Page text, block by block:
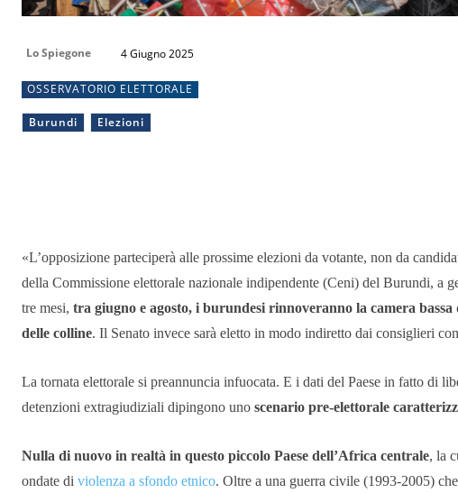
Lo Spiegone 4 Giugno 2025
OSSERVATORIO ELETTORALE
Burundi Elezioni
«L’opposizione parteciperà alle prossime elezioni da votante, non da
della Commissione elettorale nazionale indipendente (Ceni) del Burundi, a
tre mesi, tra giugno e agosto, i burundesi rinnoveranno la camera
delle colline. Il Senato invece sarà eletto in modo indiretto dai consiglieri
La tornata elettorale si preannuncia infuocata. E i dati del Paese in fatto di
detenzioni extragiudiziali dipingono uno scenario pre-elettorale
Nulla di nuovo in realtà in questo piccolo Paese dell’Africa centrale, la
ondate di violenza a sfondo etnico. Oltre a una guerra civile (1993-2005)